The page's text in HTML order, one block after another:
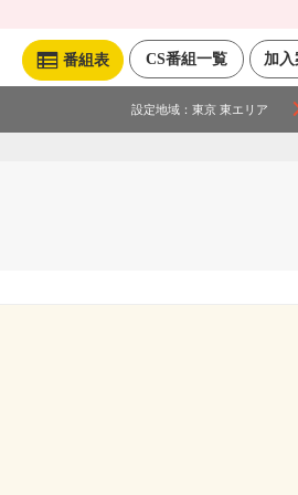
加入
CS番組一覧
番組表
設定地域： 東京 東エリア